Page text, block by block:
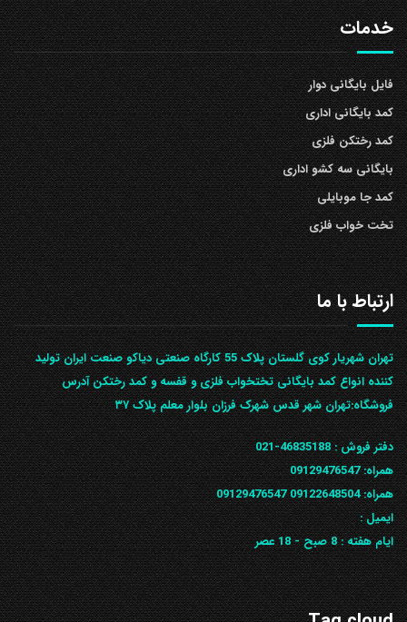
خدمات
فایل بایگانی دوار
کمد بایگانی اداری
کمد رختکن فلزی
بایگانی سه کشو اداری
کمد جا موبایلی
تخت خواب فلزی
ارتباط با ما
تهران شهریار کوی گلستان پلاک 55 کارگاه صنعتی دیاکو صنعت ایران تولید
کننده انواع کمد بایگانی تختخواب فلزی و قفسه و کمد رختکن آدرس
ف‍روشگاه:تهران شهر قدس شهرک فرزان بلوار معلم پلاک ۳۷
دفتر فروش :46835188-021
همراه:09129476547
همراه: 09122648504
09129476547
ایمیل :
ایام هفته :8 صبح - 18 عصر